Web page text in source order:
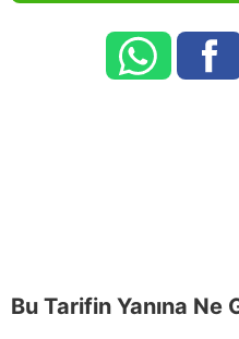
Bu Tarifin Yanına Ne